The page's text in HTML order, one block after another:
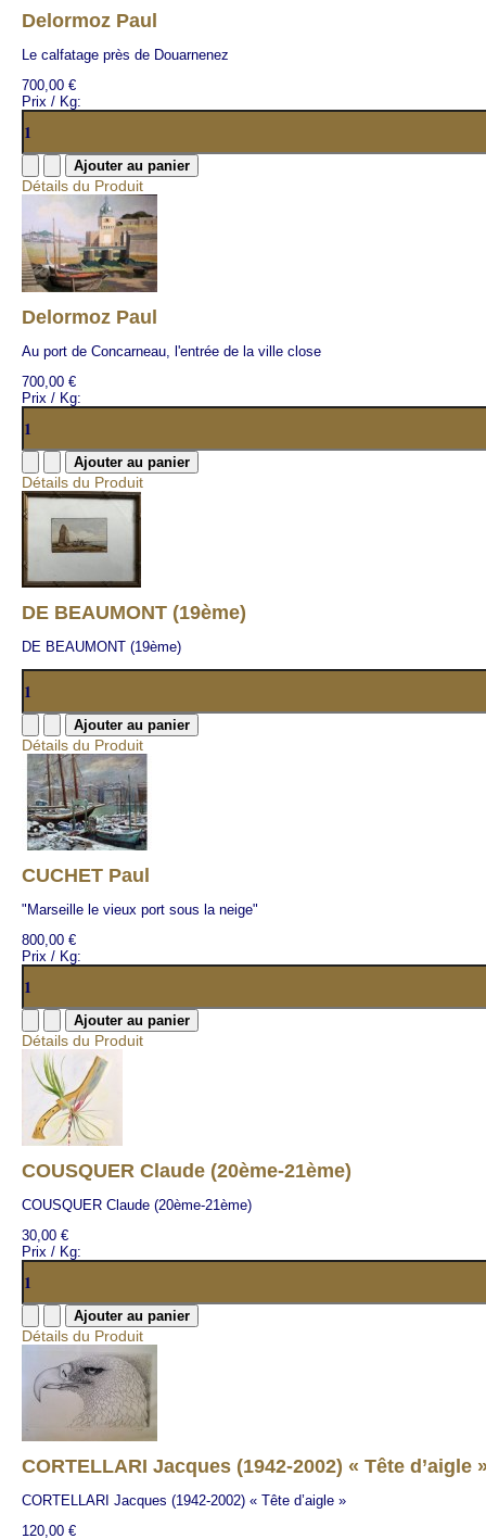
Delormoz Paul
Le calfatage près de Douarnenez
700,00 €
Prix / Kg:
Détails du Produit
Delormoz Paul
Au port de Concarneau, l'entrée de la ville close
700,00 €
Prix / Kg:
Détails du Produit
DE BEAUMONT (19ème)
DE BEAUMONT (19ème)
Détails du Produit
CUCHET Paul
"Marseille le vieux port sous la neige"
800,00 €
Prix / Kg:
Détails du Produit
COUSQUER Claude (20ème-21ème)
COUSQUER Claude (20ème-21ème)
30,00 €
Prix / Kg:
Détails du Produit
CORTELLARI Jacques (1942-2002) « Tête d’aigle
CORTELLARI Jacques (1942-2002) « Tête d’aigle »
120,00 €